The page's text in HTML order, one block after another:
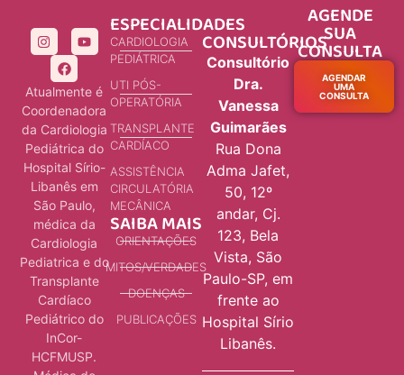
Atualmente é
Coordenadora
da Cardiologia
Pediátrica do
Hospital Sírio-
Libanês em
São Paulo,
médica da
Cardiologia
Pediatrica e do
Transplante
Cardíaco
Pediátrico do
InCor-
HCFMUSP.
ESPECIALIDADES
CARDIOLOGIA
PEDIÁTRICA
UTI PÓS-
OPERATÓRIA
TRANSPLANTE
CARDÍACO
ASSISTÊNCIA
CIRCULATÓRIA
MECÂNICA
SAIBA MAIS
ORIENTAÇÕES
MITOS/VERDADES
DOENÇAS
PUBLICAÇÕES
CONSULTÓRIOS
Consultório
Dra.
Vanessa
Guimarães
Rua Dona
Adma Jafet,
50, 12º
andar, Cj.
123, Bela
Vista, São
Paulo-SP, em
frente ao
Hospital Sírio
Libanês.
AGENDE
SUA
CONSULTA
AGENDAR
UMA
CONSULTA